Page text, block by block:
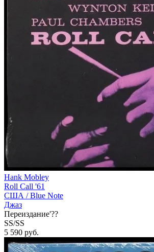
Hank Mobley
Roll Call '61
США /Blue Note
Джаз
Переиздание'??
SS/SS
5 590 руб.